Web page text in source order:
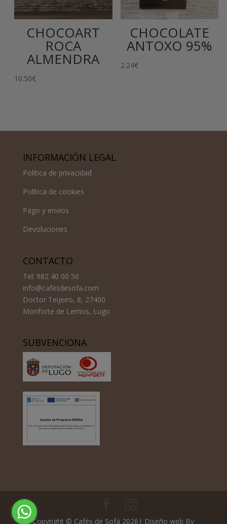
CHOCOART
ROCA
ALMENDRA
10.50€
CHOCOLATE
ANTOXO 95%
2.24€
INFORMACIÓN LEGAL
Política de privacidad
Política de cookies
Pago y envíos
Devoluciones
CONTACTO
Tel: 982 40 00 50
info@cafesdesofa.com
Doctor Teijeiro, 8, 27400
Monforte de Lemos, Lugo
SUBVENCIONA
Copyright © Cafés de Sofá 2026| Diseño web By